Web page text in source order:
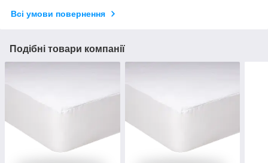
Всі умови повернення
Подібні товари компанії